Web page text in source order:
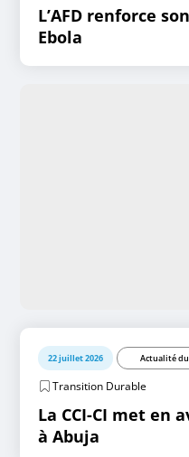
L’AFD renforce
Ebola
22 juillet 2026 Actualité du
Transition Durable
La CCI-CI met en
à Abuja